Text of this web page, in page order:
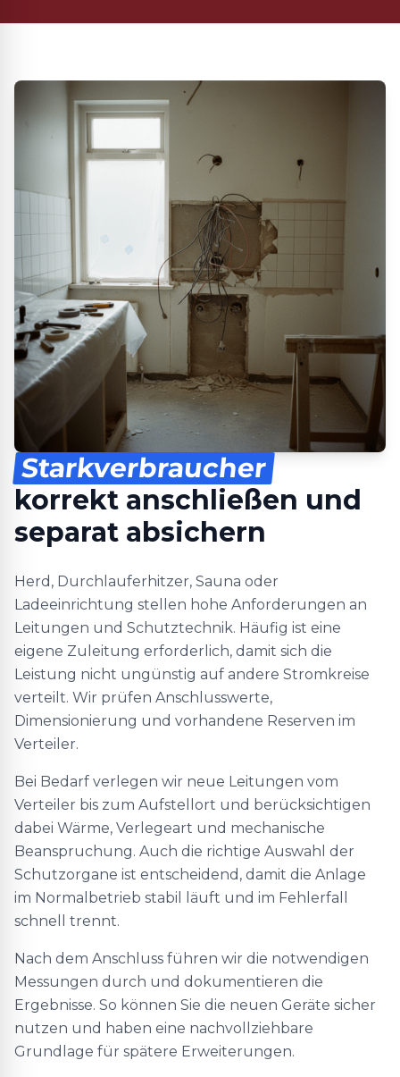
Starkverbraucher
korrekt anschließen und
separat absichern
Herd, Durchlauferhitzer, Sauna oder
Ladeeinrichtung stellen hohe Anforderungen an
Leitungen und Schutztechnik. Häufig ist eine
eigene Zuleitung erforderlich, damit sich die
Leistung nicht ungünstig auf andere Stromkreise
verteilt. Wir prüfen Anschlusswerte,
Dimensionierung und vorhandene Reserven im
Verteiler.
Bei Bedarf verlegen wir neue Leitungen vom
Verteiler bis zum Aufstellort und berücksichtigen
dabei Wärme, Verlegeart und mechanische
Beanspruchung. Auch die richtige Auswahl der
Schutzorgane ist entscheidend, damit die Anlage
im Normalbetrieb stabil läuft und im Fehlerfall
schnell trennt.
Nach dem Anschluss führen wir die notwendigen
Messungen durch und dokumentieren die
Ergebnisse. So können Sie die neuen Geräte sicher
nutzen und haben eine nachvollziehbare
Grundlage für spätere Erweiterungen.